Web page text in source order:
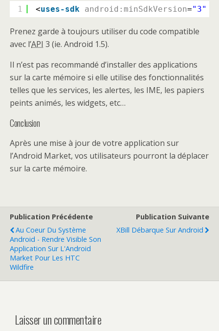
1 <uses-sdk android:minSdkVersion="3"
Prenez garde à toujours utiliser du code compatible
avec l’API 3 (ie. Android 1.5).
Il n’est pas recommandé d’installer des applications
sur la carte mémoire si elle utilise des fonctionnalités
telles que les services, les alertes, les IME, les papiers
peints animés, les widgets, etc…
Conclusion
Après une mise à jour de votre application sur
l’Android Market, vos utilisateurs pourront la déplacer
sur la carte mémoire.
Publication Précédente
Au Coeur Du Système
Android - Rendre Visible Son
Application Sur L'Android
Market Pour Les HTC
Wildfire
Publication Suivante
XBill Débarque Sur Android
Laisser un commentaire